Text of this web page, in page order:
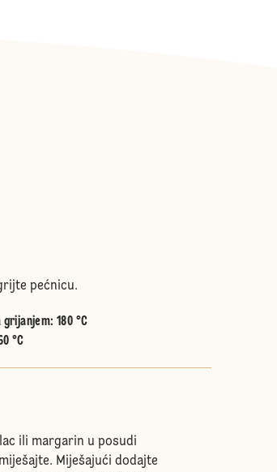
pećnicu.
grijanjem: 180 °C
°C
ili margarin u posudi
Miješajući dodajte